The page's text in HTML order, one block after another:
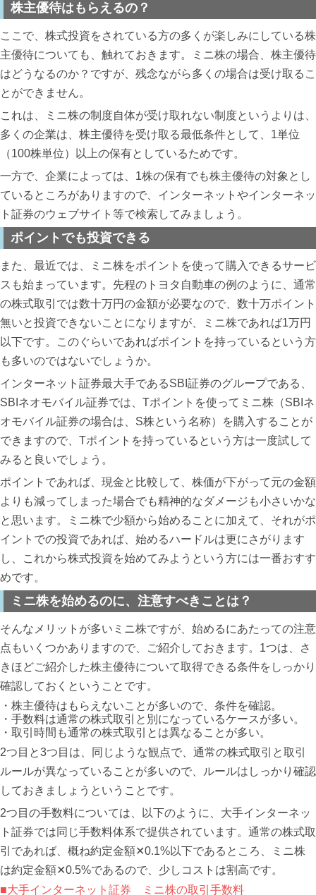
株主優待はもらえるの？
ここで、株式投資をされている方の多くが楽しみにしている株
主優待についても、触れておきます。ミニ株の場合、株主優待
はどうなるのか？ですが、残念ながら多くの場合は受け取るこ
とができません。
これは、ミニ株の制度自体が受け取れない制度というよりは、
多くの企業は、株主優待を受け取る最低条件として、1単位
（100株単位）以上の保有としているためです。
一方で、企業によっては、1株の保有でも株主優待の対象とし
ているところがありますので、インターネットやインターネッ
ト証券のウェブサイト等で検索してみましょう。
ポイントでも投資できる
また、最近では、ミニ株をポイントを使って購入できるサービ
スも始まっています。先程のトヨタ自動車の例のように、通常
の株式取引では数十万円の金額が必要なので、数十万ポイント
無いと投資できないことになりますが、ミニ株であれば1万円
以下です。このぐらいであればポイントを持っているという方
も多いのではないでしょうか。
インターネット証券最大手であるSBI証券のグループである、
SBIネオモバイル証券では、Tポイントを使ってミニ株（SBIネ
オモバイル証券の場合は、S株という名称）を購入することが
できますので、Tポイントを持っているという方は一度試して
みると良いでしょう。
ポイントであれば、現金と比較して、株価が下がって元の金額
よりも減ってしまった場合でも精神的なダメージも小さいかな
と思います。ミニ株で少額から始めることに加えて、それがポ
イントでの投資であれば、始めるハードルは更にさがります
し、これから株式投資を始めてみようという方には一番おすす
めです。
ミニ株を始めるのに、注意すべきことは？
そんなメリットが多いミニ株ですが、始めるにあたっての注意
点もいくつかありますので、ご紹介しておきます。1つは、さ
きほどご紹介した株主優待について取得できる条件をしっかり
確認しておくということです。
・株主優待はもらえないことが多いので、条件を確認。
・手数料は通常の株式取引と別になっているケースが多い。
・取引時間も通常の株式取引とは異なることが多い。
2つ目と3つ目は、同じような観点で、通常の株式取引と取引
ルールが異なっていることが多いので、ルールはしっかり確認
しておきましょうということです。
2つ目の手数料については、以下のように、大手インターネッ
ト証券では同じ手数料体系で提供されています。通常の株式取
引であれば、概ね約定金額✕0.1%以下であるところ、ミニ株
は約定金額✕0.5%であるので、少しコストは割高です。
■大手インターネット証券 ミニ株の取引手数料